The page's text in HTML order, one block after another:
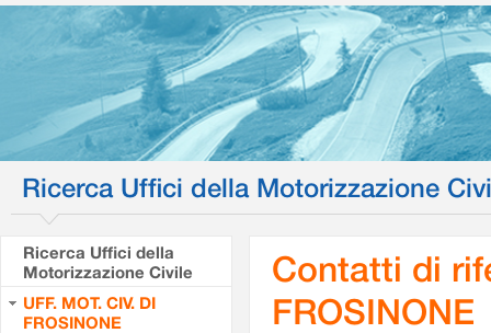
Ricerca Uffici della Motorizzazione
Ricerca Uffici della
Motorizzazione Civile
UFF. MOT. CIV. DI
FROSINONE
Contatti di
FROSINONE